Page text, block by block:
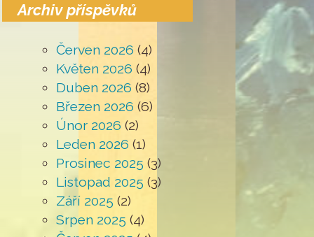
Archiv příspěvků
Červen 2026 (4)
Květen 2026 (4)
Duben 2026 (8)
Březen 2026 (6)
Únor 2026 (2)
Leden 2026 (1)
Prosinec 2025 (3)
Listopad 2025 (3)
Září 2025 (2)
Srpen 2025 (4)